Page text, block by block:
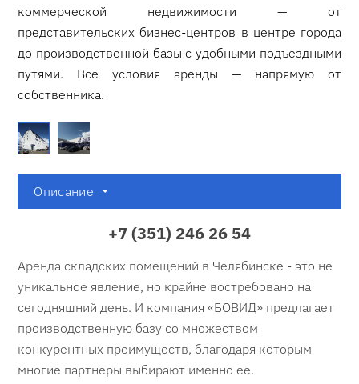
коммерческой недвижимости — от
представительских бизнес-центров в центре города
до производственной базы с удобными подъездными
путями. Все условия аренды — напрямую от
собственника.
Описание
+7 (351) 246 26 54
Аренда складских помещений в Челябинске - это не
уникальное явление, но крайне востребовано на
сегодняшний день. И компания «БОВИД» предлагает
производственную базу со множеством
конкурентных преимуществ, благодаря которым
многие партнеры выбирают именно ее.